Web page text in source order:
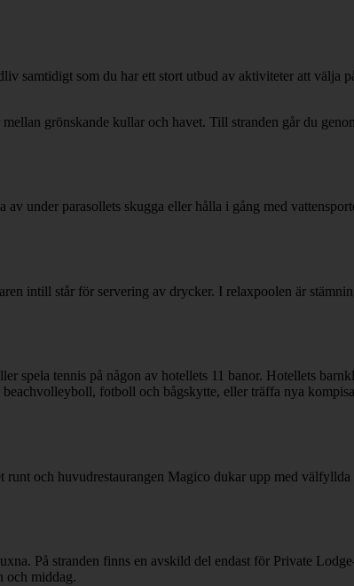
samtidigt som du har ett stort utbud av aktiviteter att välja
grönskande kullar och havet. Till stranden går du
under parasollets skugga eller hålla i gång med
intill står för servering av drycker. I relaxpoolen är
spela tennis på någon av hotellets 11 banor. Hotellets
fotboll och bågskytte, eller träffa nya
och huvudrestaurangen Magico dukar upp med
På stranden finns en avskild del endast för Private
och middag.